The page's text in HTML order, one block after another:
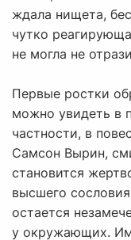
ждала нищета,
чутко
не могла не
Первые ростки
можно увидеть в
частности, в
Самсон Вырин,
становится
высшего
остается
у окружающих.